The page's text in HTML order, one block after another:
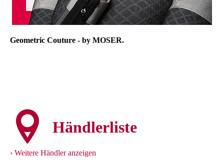
Geometric Couture - by MOSER.
Händlerliste
Weitere Händler anzeigen